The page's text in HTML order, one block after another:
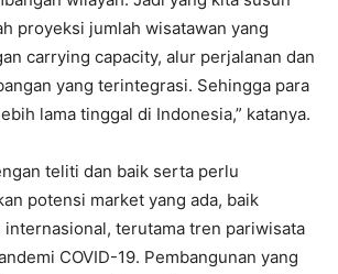
proyeksi jumlah wisatawan yang
carrying capacity, alur perjalanan dan
yang terintegrasi. Sehingga para
lama tinggal di Indonesia,” katanya.
teliti dan baik serta perlu
potensi market yang ada, baik
internasional, terutama tren pariwisata
COVID-19. Pembangunan yang